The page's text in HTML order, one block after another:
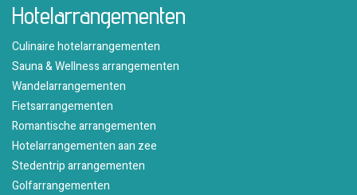
Hotelarrangementen
Culinaire hotelarrangementen
Sauna & Wellness arrangementen
Wandelarrangementen
Fietsarrangementen
Romantische arrangementen
Hotelarrangementen aan zee
Stedentrip arrangementen
Golfarrangementen